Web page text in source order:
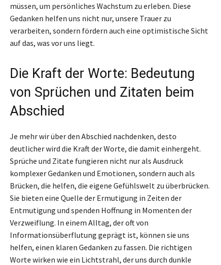
müssen, um persönliches Wachstum zu erleben. Diese
Gedanken helfen uns nicht nur, unsere Trauer zu
verarbeiten, sondern fördern auch eine optimistische Sicht
auf das, was vor uns liegt.
Die Kraft der Worte: Bedeutung
von Sprüchen und Zitaten beim
Abschied
Je mehr wir über den Abschied nachdenken, desto
deutlicher wird die Kraft der Worte, die damit einhergeht.
Sprüche und Zitate fungieren nicht nur als Ausdruck
komplexer Gedanken und Emotionen, sondern auch als
Brücken, die helfen, die eigene Gefühlswelt zu überbrücken.
Sie bieten eine Quelle der Ermutigung in Zeiten der
Entmutigung und spenden Hoffnung in Momenten der
Verzweiflung. In einem Alltag, der oft von
Informationsüberflutung geprägt ist, können sie uns
helfen, einen klaren Gedanken zu fassen. Die richtigen
Worte wirken wie ein Lichtstrahl, der uns durch dunkle